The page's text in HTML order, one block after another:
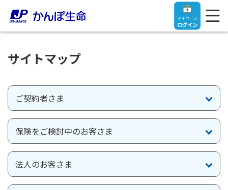
マイページ
ログイン
ご契約者さま
ご契約者さま
マイページログイン
保険をご検討中のお客さま
保険をご検討中のお客さま
法人のお客さま
サイトマップ
ご契約者さま
保険をご検討中のお客さま
法人のお客さま